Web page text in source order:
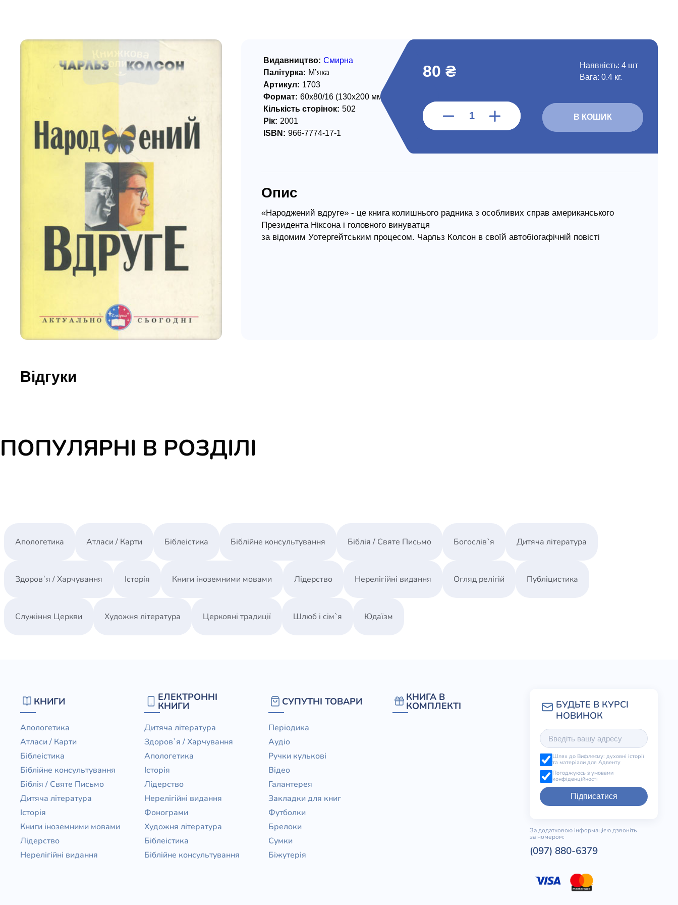
Свіжі надходження, актуальна
література та нові автори на нашій
Історія
Книги іноземними мовами
Нерелігійні видання
Здоров`я / Харчування
80 ₴ Наявність: 4 шт
Вага: 0.4 кг.
В КОШИК
Видавництво: Смирна
Палітурка: М’яка
Артикул: 1703
Формат: 60х80/16 (130х200 мм)
Кількість сторінок: 502
Рік: 2001
ISBN: 966-7774-17-1
Опис
«Народжений вдруге» - це книга колишнього радника з особливих справ американського
Президента Ніксона і головного винуватця
за відомим Уотергейтським процесом. Чарльз Колсон в своїй автобіогафічній повісті
Відгуки
ПОПУЛЯРНІ В РОЗДІЛІ
Апологетика Атласи / Карти Біблеістика Біблійне консультування Біблія / Святе Письмо Богослів`я Дитяча література
Здоров`я / Харчування Історія Книги іноземними мовами Лідерство Нерелігійні видання Огляд релігій Публіцистика
Служіння Церкви Художня література Церковні традиції Шлюб і сім`я Юдаїзм
КНИГИ
Апологетика
Атласи / Карти
Біблеістика
Біблійне консультування
Біблія / Святе Письмо
Дитяча література
Історія
Книги іноземними мовами
Лідерство
Нерелігійні видання
ЕЛЕКТРОННІ
КНИГИ
Дитяча література
Здоров`я / Харчування
Апологетика
Історія
Лідерство
Нерелігійні видання
Фонограми
Художня література
Біблеістика
Біблійне консультування
СУПУТНІ ТОВАРИ
Періодика
Аудіо
Ручки кулькові
Відео
Галантерея
Закладки для книг
Футболки
Брелоки
Сумки
Біжутерія
КНИГА В
КОМПЛЕКТІ
Шлях до Вифлеєму: духовні історії
та матеріали для Адвенту
Погоджуюсь з умовами
конфіденційності
Підписатися
За додатковою інформацією дзвоніть
за номером:
(097) 880-6379